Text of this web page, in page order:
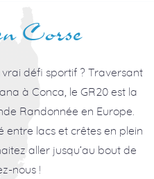
Corse
défi sportif ? Traversant
à Conca, le GR20 est la
Randonnée en Europe.
entre lacs et crêtes en plein
aller jusqu’au bout de
nous !